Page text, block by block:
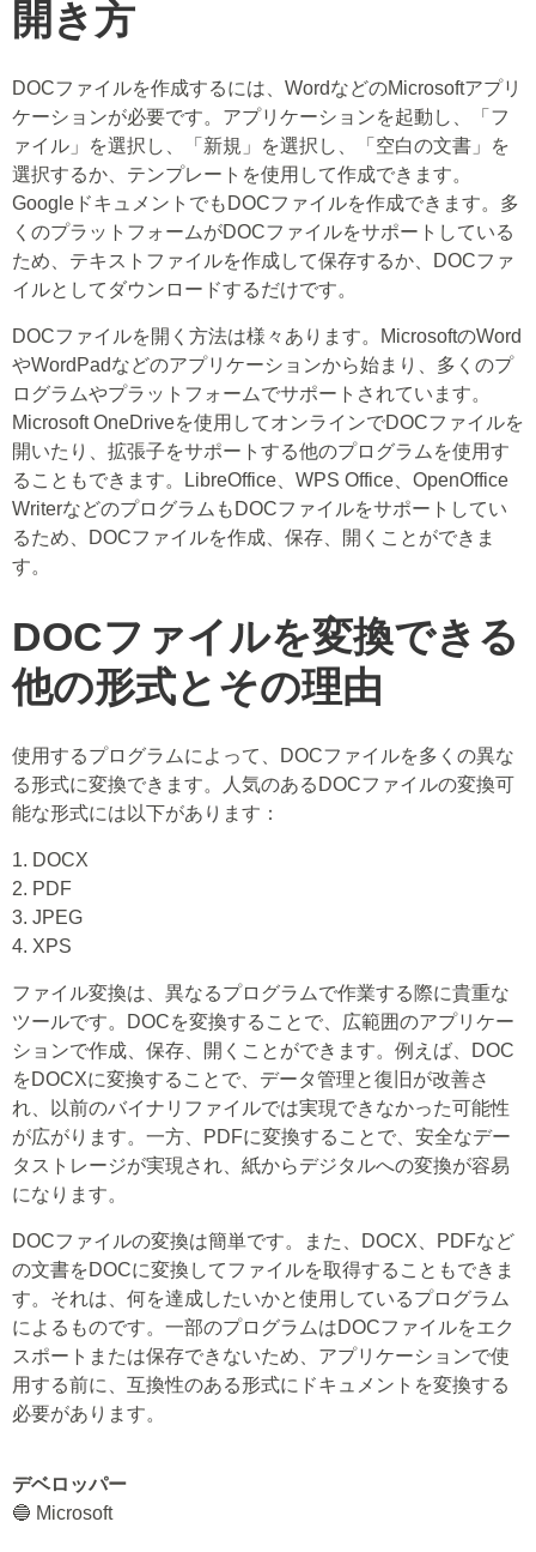
開き方
DOCファイルを作成するには、WordなどのMicrosoftアプリ
ケーションが必要です。アプリケーションを起動し、「フ
ァイル」を選択し、「新規」を選択し、「空白の文書」を
選択するか、テンプレートを使用して作成できます。
GoogleドキュメントでもDOCファイルを作成できます。多
くのプラットフォームがDOCファイルをサポートしている
ため、テキストファイルを作成して保存するか、DOCファ
イルとしてダウンロードするだけです。
DOCファイルを開く方法は様々あります。MicrosoftのWord
やWordPadなどのアプリケーションから始まり、多くのプ
ログラムやプラットフォームでサポートされています。
Microsoft OneDriveを使用してオンラインでDOCファイルを
開いたり、拡張子をサポートする他のプログラムを使用す
ることもできます。LibreOffice、WPS Office、OpenOffice
WriterなどのプログラムもDOCファイルをサポートしてい
るため、DOCファイルを作成、保存、開くことができま
す。
DOCファイルを変換できる
他の形式とその理由
使用するプログラムによって、DOCファイルを多くの異な
る形式に変換できます。人気のあるDOCファイルの変換可
能な形式には以下があります：
1. DOCX
2. PDF
3. JPEG
4. XPS
ファイル変換は、異なるプログラムで作業する際に貴重な
ツールです。DOCを変換することで、広範囲のアプリケー
ションで作成、保存、開くことができます。例えば、DOC
をDOCXに変換することで、データ管理と復旧が改善さ
れ、以前のバイナリファイルでは実現できなかった可能性
が広がります。一方、PDFに変換することで、安全なデー
タストレージが実現され、紙からデジタルへの変換が容易
になります。
DOCファイルの変換は簡単です。また、DOCX、PDFなど
の文書をDOCに変換してファイルを取得することもできま
す。それは、何を達成したいかと使用しているプログラム
によるものです。一部のプログラムはDOCファイルをエク
スポートまたは保存できないため、アプリケーションで使
用する前に、互換性のある形式にドキュメントを変換する
必要があります。
デベロッパー
🔵 Microsoft